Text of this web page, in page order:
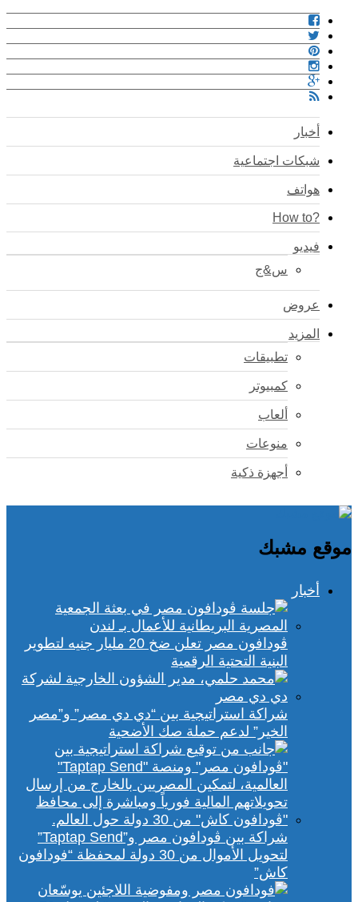
أخبار
شبكات اجتماعية
هواتف
?How to
فيديو
س&ج
عروض
المزيد
تطبيقات
كمبيوتر
ألعاب
منوعات
أجهزة ذكية
موقع مشبك
أخبار
ڤودافون مصر تعلن ضخ 20 مليار جنيه لتطوير
البنية التحتية الرقمية
شراكة استراتيجية بين “دي دي مصر” و”مصر
الخير” لدعم حملة صك الأضحية
شراكة بين ڤودافون مصر و”Taptap Send”
لتحويل الأموال من 30 دولة لمحفظة “فودافون
كاش”